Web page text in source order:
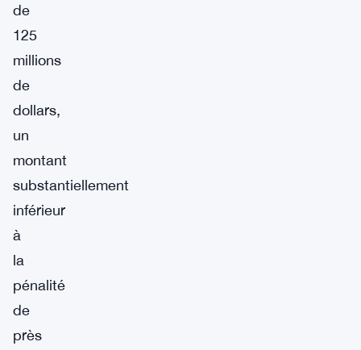
de
125
millions
de
dollars,
un
montant
substantiellement
inférieur
à
la
pénalité
de
près